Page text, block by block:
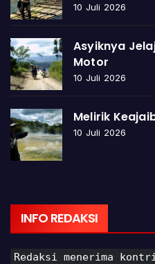
10 Juli 2026
Asyiknya
Motor
10 Juli 2026
Melirik
10 Juli 2026
INFO REDAKSI
Redaksi menerima